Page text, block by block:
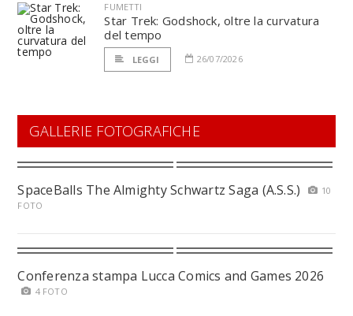
FUMETTI
Star Trek: Godshock, oltre la curvatura
del tempo
LEGGI 26/07/2026
GALLERIE FOTOGRAFICHE
SpaceBalls The Almighty Schwartz Saga (A.S.S.)
10
FOTO
Conferenza stampa Lucca Comics and Games 2026
4 FOTO